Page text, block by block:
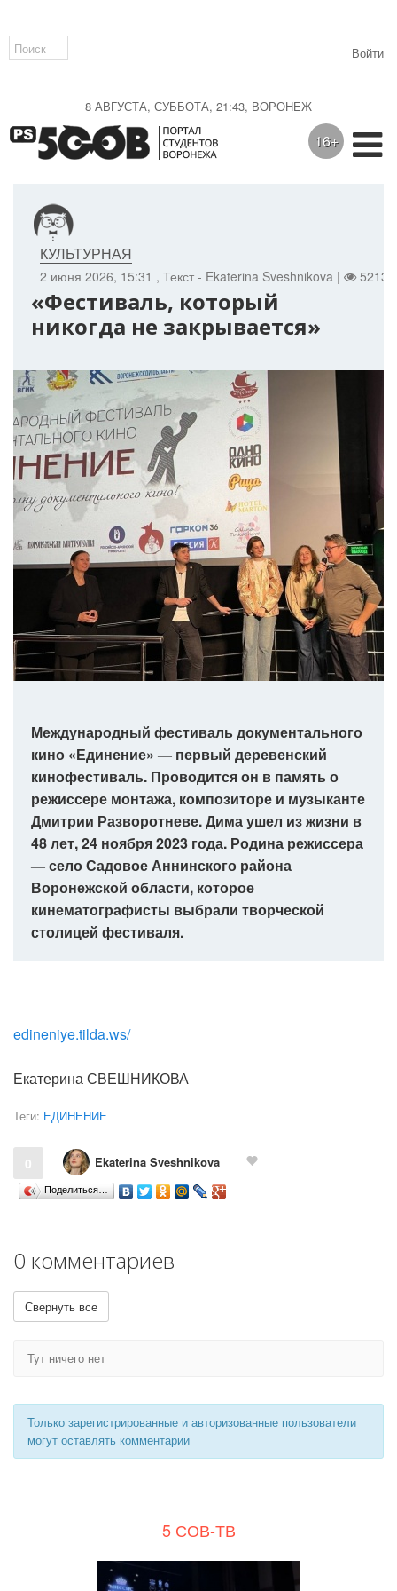
8 АВГУСТА, СУББОТА, 21:43, ВОРОНЕЖ
Войти
16+
2 июня 2026, 15:31 , Текст - Ekaterina Sveshnikova | 5213
КУЛЬТУРНАЯ
«Фестиваль, который
никогда не закрывается»
Международный фестиваль документального
кино «Единение» — первый деревенский
кинофестиваль. Проводится он в память о
режиссере монтажа, композиторе и музыканте
Дмитрии Разворотневе. Дима ушел из жизни в
48 лет, 24 ноября 2023 года. Родина режиссера
— село Садовое Аннинского района
Воронежской области, которое
кинематографисты выбрали творческой
столицей фестиваля.
edineniye.tilda.ws/
Екатерина СВЕШНИКОВА
Теги: ЕДИНЕНИЕ
0 Ekaterina Sveshnikova
Поделиться…
0 комментариев
Свернуть все
Тут ничего нет
Только зарегистрированные и авторизованные пользователи
могут оставлять комментарии
5 СОВ-ТВ